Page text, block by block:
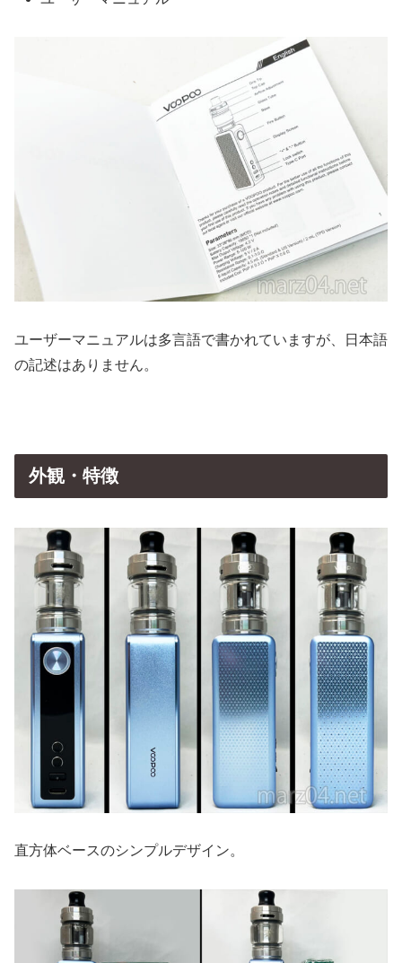
ユーザーマニュアルは多言語で書かれていますが、日本語
の記述はありません。
外観・特徴
直方体ベースのシンプルデザイン。